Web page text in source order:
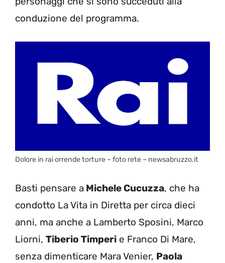
conduzione del programma.
Dolore in rai orrende torture – foto rete – newsabruzzo.it
Basti pensare a Michele Cucuzza, che ha
condotto La Vita in Diretta per circa dieci
anni, ma anche a Lamberto Sposini, Marco
Liorni, Tiberio Timperi e Franco Di Mare,
senza dimenticare Mara Venier, Paola